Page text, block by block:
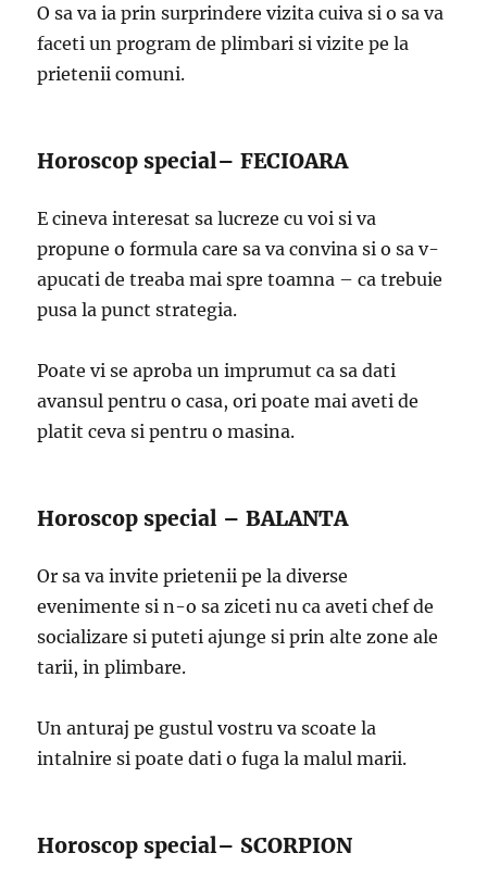
O sa va ia prin surprindere vizita cuiva si o sa va
faceti un program de plimbari si vizite pe la
prietenii comuni.
Horoscop special– FECIOARA
E cineva interesat sa lucreze cu voi si va
propune o formula care sa va convina si o sa v-
apucati de treaba mai spre toamna – ca trebuie
pusa la punct strategia.
Poate vi se aproba un imprumut ca sa dati
avansul pentru o casa, ori poate mai aveti de
platit ceva si pentru o masina.
Horoscop special – BALANTA
Or sa va invite prietenii pe la diverse
evenimente si n-o sa ziceti nu ca aveti chef de
socializare si puteti ajunge si prin alte zone ale
tarii, in plimbare.
Un anturaj pe gustul vostru va scoate la
intalnire si poate dati o fuga la malul marii.
Horoscop special– SCORPION